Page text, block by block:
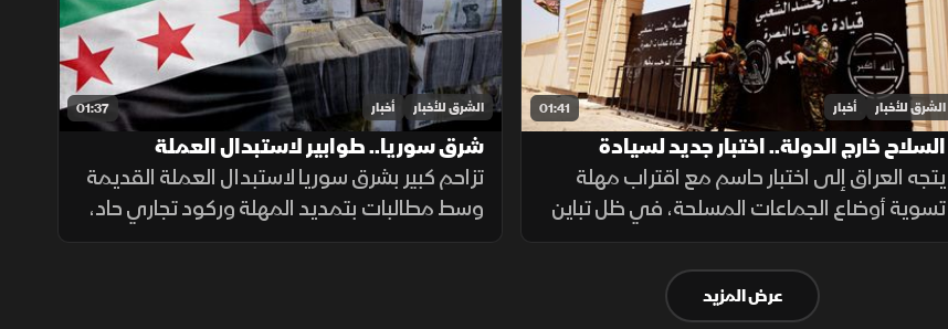
01:41 الشرق للأخبار أخبار
السلاح خارج الدولة.. اختبار جديد لسيادة
العراق
يتجه العراق إلى اختبار حاسم مع اقتراب مهلة
تسوية أوضاع الجماعات المسلحة، في ظل تباين
مواقف الفصائل بين التمسك بالسلاح وإعلان
الاستعداد لتسليمه للدولة.
01:37 الشرق للأخبار أخبار
شرق سوريا.. طوابير لاستبدال العملة
القديمة وأزمة في الأسواق
تزاحم كبير بشرق سوريا لاستبدال العملة القديمة
وسط مطالبات بتمديد المهلة وركود تجاري حاد،
ومصرف سوريا المركزي يعلن تمديد مهلة
عرض المزيد